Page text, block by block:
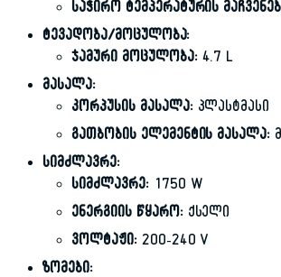
საჭირო ტემპერატურის
ტევადობა/მოცულობა:
ჯამური მოცულობა:4.7 L
მასალა:
კორპუსის მასალა:პლასტმასი
გათბობის ელემენტის მასალა:
სიმძლავრე:
სიმძლავრე:1750 W
ენერგიის წყარო:ქსელი
ვოლტაჟი:200-240 V
ზომები: